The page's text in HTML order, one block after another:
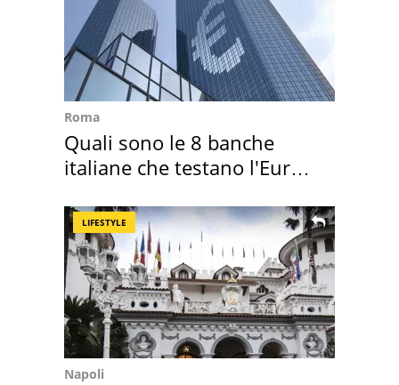
Roma
Quali sono le 8 banche
italiane che testano l'Euro
LIFESTYLE
Napoli